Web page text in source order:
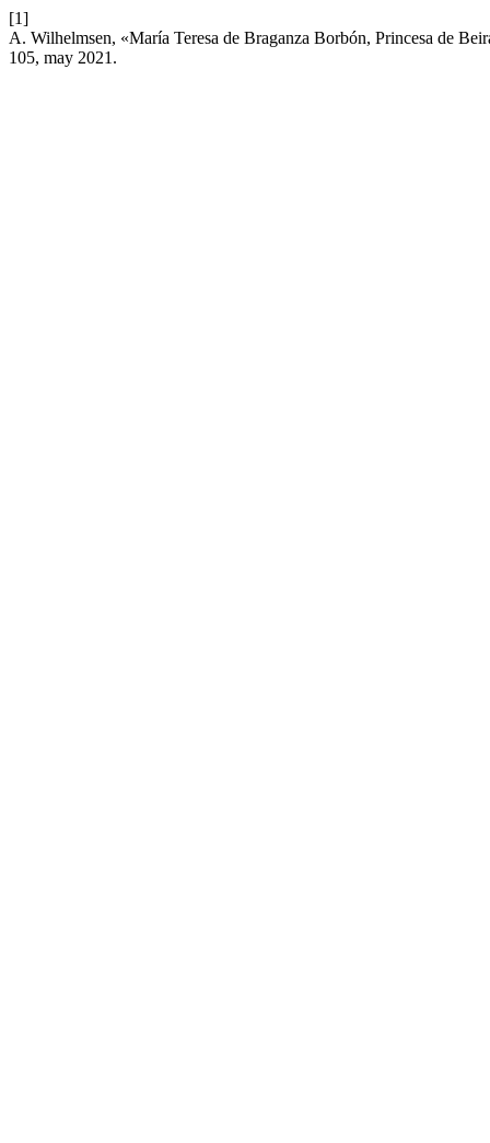
[1]
A. Wilhelmsen, «María Teresa de Braganza Borbón, Princesa de
105, may 2021.